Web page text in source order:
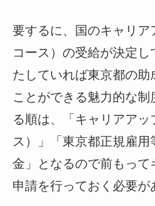
要するに、国のキャリ
コース）の受給が決定
たしていれば東京都の
ことができる魅力的な
る順は、「キャリアア
ス）」「東京都正規雇
金」となるので前もっ
申請を行っておく必要が